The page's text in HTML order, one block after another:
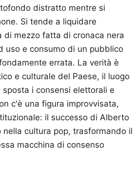
distratto mentre si
Si tende a liquidare
di mezzo fatta di cronaca nera
uso e consumo di un pubblico
errata. La verità è
e culturale del Paese, il luogo
i consensi elettorali e
c'è una figura improvvisata,
il successo di Alberto
cultura pop, trasformando il
macchina di consenso